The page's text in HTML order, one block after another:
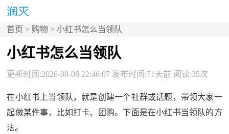
首页 > 购物 > 小红书怎么当领队
小红书怎么当领队
更新时间:2026-08-06 22:46:07 发布时间:71天前 阅读:35次
在小红书上当领队，就是创建一个社群或话题，带领大家一
起做某件事，比如打卡、团购。下面是在小红书当领队的方
法。